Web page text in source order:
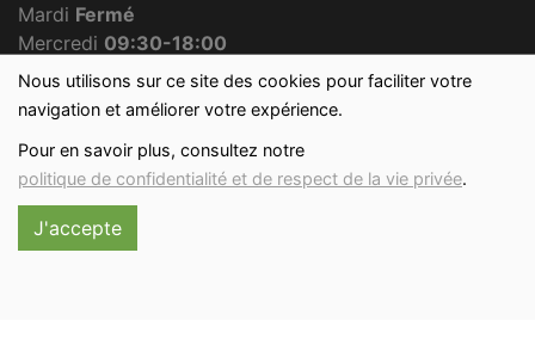
Nous utilisons sur ce site des cookies pour faciliter votre
navigation et améliorer votre expérience.
Pour en savoir plus, consultez notre
politique de confidentialité et de respect de la vie privée.
J'accepte
Mardi Fermé
Mercredi 09:30-18:00
JeudiFermé
Vendredi 09:30-18:00
Dimanche09:30-12:00